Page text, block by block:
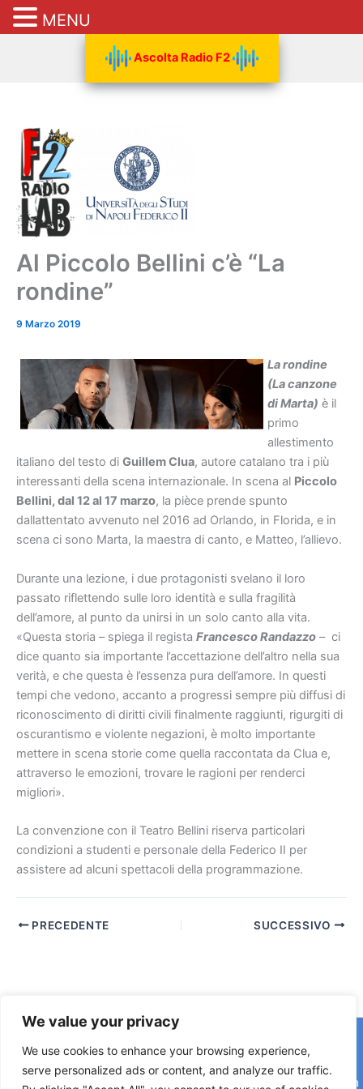
We value your privacy
We use cookies to enhance your browsing experience,
serve personalized ads or content, and analyze our traffic.
Ascolta Radio F2
Al Piccolo Bellini c’è “La
rondine”
9 Marzo 2019
La rondine
(La canzone
di Marta) è il
primo
allestimento
italiano del testo di Guillem Clua, autore catalano tra i più
interessanti della scena internazionale. In scena al Piccolo
Bellini, dal 12 al 17 marzo, la pièce prende spunto
dallattentato avvenuto nel 2016 ad Orlando, in Florida, e in
scena ci sono Marta, la maestra di canto, e Matteo, l’allievo.
Durante una lezione, i due protagonisti svelano il loro
passato riflettendo sulle loro identità e sulla fragilità
dell’amore, al punto da unirsi in un solo canto alla vita.
«Questa storia – spiega il regista Francesco Randazzo – ci
dice quanto sia importante l’accettazione dell’altro nella sua
verità, e che questa è l’essenza pura dell’amore. In questi
tempi che vedono, accanto a progressi sempre più diffusi di
riconoscimento di diritti civili finalmente raggiunti, rigurgiti di
oscurantismo e violente negazioni, è molto importante
mettere in scena storie come quella raccontata da Clua e,
attraverso le emozioni, trovare le ragioni per renderci
migliori».
La convenzione con il Teatro Bellini riserva particolari
condizioni a studenti e personale della Federico II per
assistere ad alcuni spettacoli della programmazione.
PRECEDENTE SUCCESSIVO
Copyright © 2026 © F2 Radio Lab - Università degli Studi di
Napoli Federico II è una testata registrata presso il Tribunale di
Napoli. Aut. n.58 30-06-2006 Licenza SIAE n. 508/I/639 Società
MENU